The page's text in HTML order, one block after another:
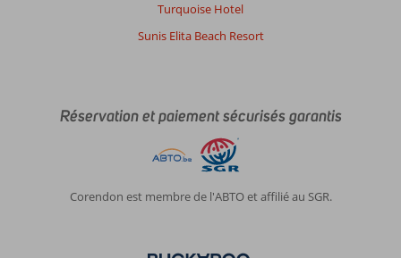
Turquoise Hotel
Sunis Elita Beach Resort
Réservation et paiement sécurisés garantis
Corendon est membre de l'ABTO et affilié au SGR.